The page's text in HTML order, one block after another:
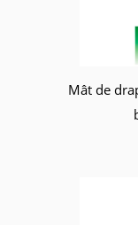
Panier
Mât de